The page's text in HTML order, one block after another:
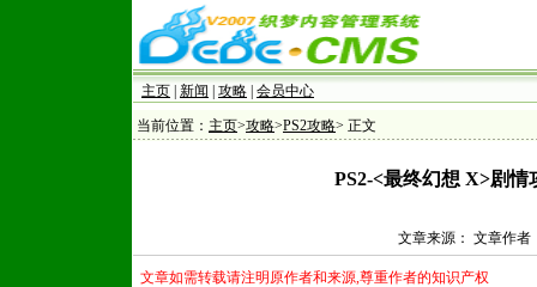
主页 新闻 攻略 会员中心
当前位置： 主页>攻略>PS2攻略> 正文
PS2-<最终幻想 X>剧情
文章来源： 文章作者
文章如需转载请注明原作者和来源,尊重作者的知识产权